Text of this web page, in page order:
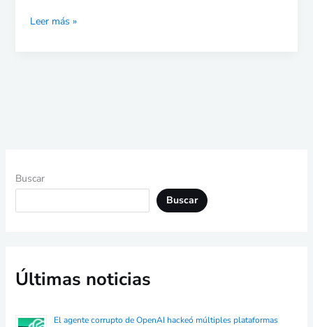
Leer más »
Buscar
Buscar
Últimas noticias
El agente corrupto de OpenAI hackeó múltiples plataformas